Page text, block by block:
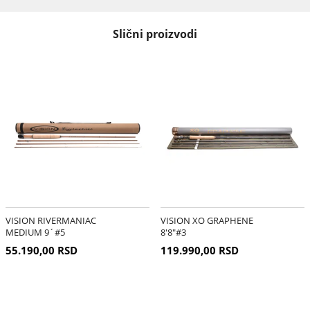
Slični proizvodi
VISION RIVERMANIAC
MEDIUM 9´#5
55.190,00 RSD
VISION XO GRAPHENE
8'8″#3
119.990,00 RSD